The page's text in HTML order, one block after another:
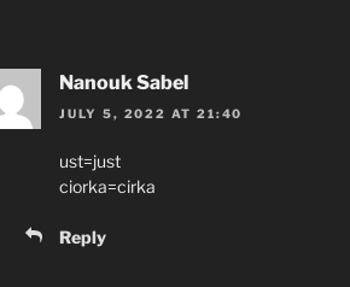
Nanouk Sabel
JULY 5, 2022 AT 21:40
ust=just
ciorka=cirka
Reply